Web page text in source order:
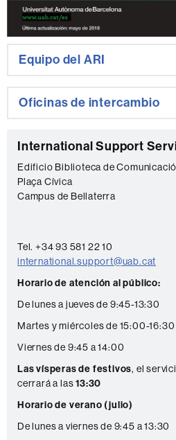
Equipo del ARI
Oficinas de intercambio
C
o
n
c
t
o
International Support
Edificio Biblioteca de
Plaça Cívica
Campus de Bellaterra
Tel. +34 93 581 22 10
international.support@uab.cat
Horario de atención al público:
De lunes a jueves de 9:45-13:30
Martes y miércoles de 15:00-16:30
Viernes de 9:45 a 14:00
Las vísperas de festivos, el
cerrará a las13:30
Horario de verano (julio)
De lunes a viernes de 9:45 a 13:30